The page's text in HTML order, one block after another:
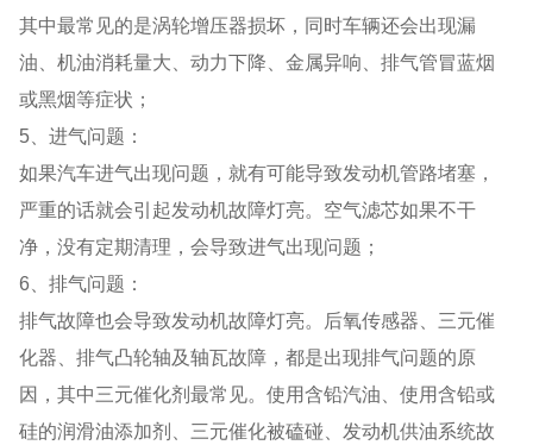
其中最常见的是涡轮增压器损坏，同时车辆还会出现漏
油、机油消耗量大、动力下降、金属异响、排气管冒蓝烟
或黑烟等症状；
5、进气问题：
如果汽车进气出现问题，就有可能导致发动机管路堵塞，
严重的话就会引起发动机故障灯亮。空气滤芯如果不干
净，没有定期清理，会导致进气出现问题；
6、排气问题：
排气故障也会导致发动机故障灯亮。后氧传感器、三元催
化器、排气凸轮轴及轴瓦故障，都是出现排气问题的原
因，其中三元催化剂最常见。使用含铅汽油、使用含铅或
硅的润滑油添加剂、三元催化被磕碰、发动机供油系统故